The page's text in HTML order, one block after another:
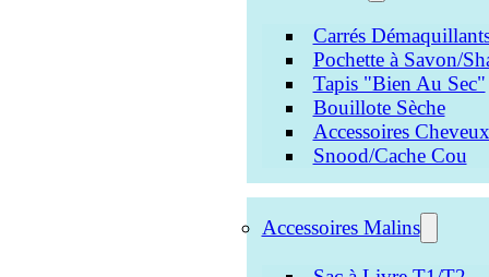
Carrés
Pochette à Savon/
Tapis "Bien Au Sec"
Bouillote Sèche
Accessoires Cheveux
Snood/Cache Cou
Accessoires Malins